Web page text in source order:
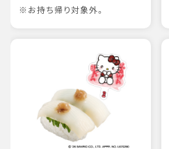
※お持ち帰り対象外。